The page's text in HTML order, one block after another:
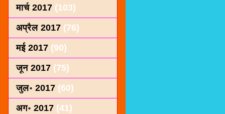
मार्च 2017 (103)
अप्रैल 2017 (76)
मई 2017 (90)
जून 2017 (75)
जुल॰ 2017 (60)
अग॰ 2017 (41)